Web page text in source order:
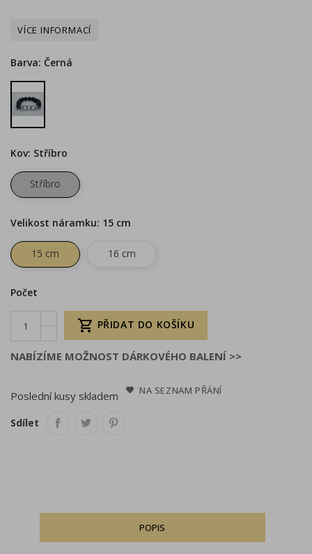
Barva: Černá
Černá
Kov: Stříbro
Stříbro
Velikost náramku: 15 cm
15 cm 16 cm
Počet
 PŘIDAT DO KOŠÍKU
NABÍZÍME MOŽNOST DÁRKOVÉHO BALENÍ >>
Poslední kusy skladem NA SEZNAM PŘÁNÍ
Sdílet
POPIS